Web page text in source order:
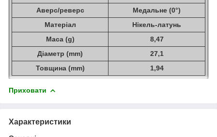
Аверс/реверс
Медальне (0°)
Матеріал
Нікель-латунь
Маса (g)
8,47
Діаметр (mm)
27,1
Товщина (mm)
1,94
Приховати
Характеристики